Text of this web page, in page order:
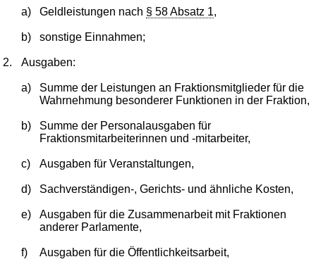
a) Geldleistungen nach § 58 Absatz 1,
b) sonstige Einnahmen;
2. Ausgaben:
a)
Summe der Leistungen an Fraktionsmitglieder für die
Wahrnehmung besonderer Funktionen in der Fraktion,
b)
Summe der Personalausgaben für
Fraktionsmitarbeiterinnen und -mitarbeiter,
c) Ausgaben für Veranstaltungen,
d) Sachverständigen-, Gerichts- und ähnliche Kosten,
e)
Ausgaben für die Zusammenarbeit mit Fraktionen
anderer Parlamente,
f) Ausgaben für die Öffentlichkeitsarbeit,